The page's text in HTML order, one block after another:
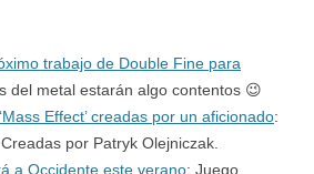
trabajo de Double Fine para
del metal estarán algo contentos 😉
Effect’ creadas por un aficionado:
por Patryk Olejniczak.
a Occidente este verano: Juego